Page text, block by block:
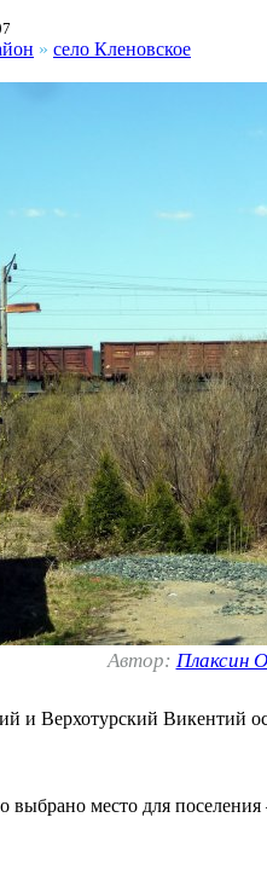
» село Кленовское
Автор: Плаксин
и Верхотурский Викентий
выбрано место для